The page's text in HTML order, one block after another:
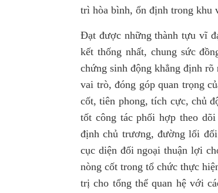
trì hòa bình, ổn định trong khu
Đạt được những thành tựu vĩ
kết thống nhất, chung sức
chứng sinh động khẳng định
vai trò, đóng góp quan trọng
cốt, tiên phong, tích cực, chủ
tốt công tác phối hợp theo
định chủ trương, đường lối
cục diện đối ngoại thuận lợi
nòng cốt trong tổ chức thực
trị cho tổng thể quan hệ với